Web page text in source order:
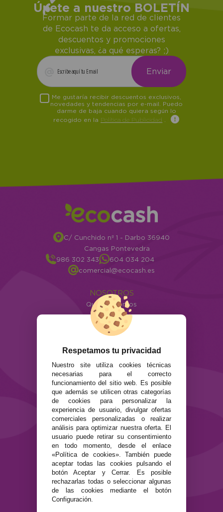
Únete a nuestro BOLETÍN
Formar parte de la red de clientes
de Ecocash te da acceso a ofertas,
descuentos y promociones
exclusivas, ¿a qué esperas? ;)
Me gustaría recibir descuentos exclusivos,
novedades y tendencias por e-mail. Puedo
darme de baja cuando quiera según lo
recogido en la Política de Publicidad
C/ Cunchido nº 1 - Darbo 36940
Cangas Pontevedra
986 302 343
604 034 204
comercial@ecocash.es
NOSOTROS
Quiénes somos
Info
ATENCIÓN AL CLIENTE
Envíos y devoluciones
Preguntas Frecuentes
Contacto
SEGURIDAD Y PRIVACIDAD
Términos y condiciones de uso
Política de privacidad
Política de cookies
Respetamos tu privacidad
Nuestro site utiliza cookies técnicas
necesarias para el correcto
funcionamiento del sitio web. Es posible
que además se utilicen otras categorías
de cookies para personalizar la
experiencia de usuario, divulgar ofertas
comerciales personalizadas o realizar
análisis para optimizar nuestra oferta. El
usuario puede retirar su consentimiento
en todo momento, desde el enlace
«Política de cookies». También puede
aceptar todas las cookies pulsando el
botón Aceptar y Cerrar. Es posible
rechazarlas todas o seleccionar algunas
de las cookies mediante el botón
Configuración.